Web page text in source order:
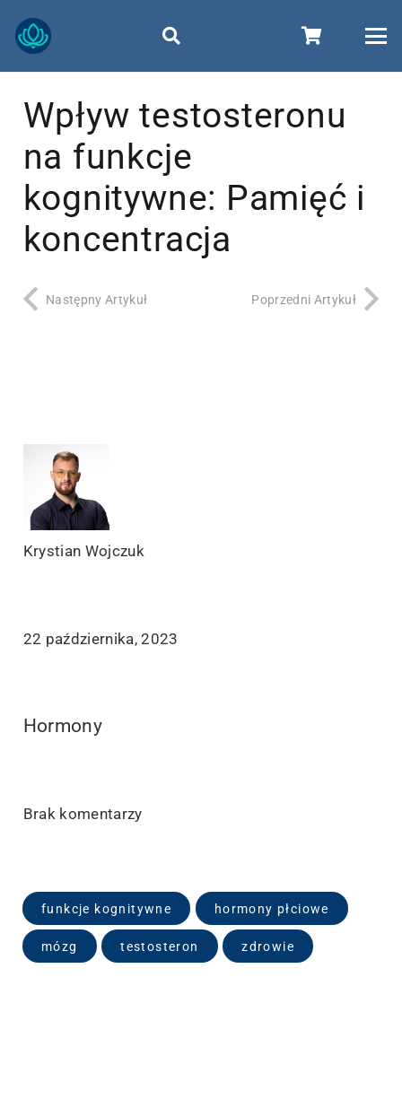
Wpływ testosteronu
na funkcje
kognitywne: Pamięć i
koncentracja
Następny Artykuł Poprzedni Artykuł
Krystian Wojczuk
22 października, 2023
Hormony
Brak komentarzy
funkcje kognitywne hormony płciowe
mózg testosteron zdrowie